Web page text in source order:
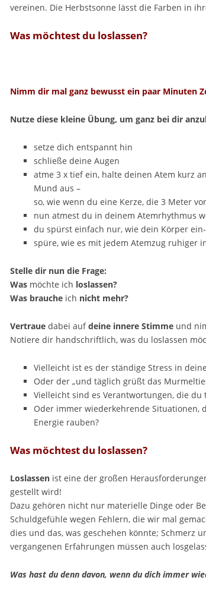
vereinen. Die Herbstsonne lässt die Farben in
Was möchtest du loslassen?
Nimm dir mal ganz bewusst ein paar Minuten
Nutze diese kleine Übung, um ganz bei dir
setze dich entspannt hin
schließe deine Augen
atme 3 x tief ein, halte deinen Atem kurz
Mund aus –
so, wie wenn du eine Kerze, die 3 Meter
nun atmest du in deinem Atemrhythmus
du spürst einfach nur, wie dein Körper
spüre, wie es mit jedem Atemzug ruhiger
Stelle dir nun die Frage:
Was möchte ich loslassen?
Was brauche ich nicht mehr?
Vertraue dabei aufdeine innere Stimme und
Notiere dir handschriftlich, was du loslassen
Vielleicht ist es der ständige Stress in
Oder der „und täglich grüßt das
Vielleicht sind es Verantwortungen, die
Oder immer wiederkehrende
Energie rauben?
Was möchtest du loslassen?
Loslassen ist eine der großen
gestellt wird!
Dazu gehören nicht nur materielle Dinge oder
Schuldgefühle wegen Fehlern, die wir mal
dies und das, was geschehen könnte; Schmerz
vergangenen Erfahrungen müssen auch
Was hast du denn davon, wenn du dich immer